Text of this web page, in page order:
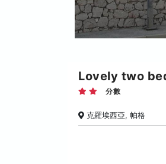
Lovely two
分數
克羅埃西亞, 帕格